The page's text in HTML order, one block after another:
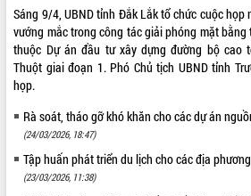
UBND CÁC XÃ, PHƯỜNG
THÔNG TIN CHỈ ĐẠO ĐIỀU HÀNH
HỆ THỐNG VĂN BẢN
VĂN BẢN HĐND TỈNH
ĐIỂM TIN VĂN BẢN
Sáng 9/4, UBND tỉnh Đắk Lắk tổ chức cuộc họp
vướng mắc trong công tác giải phóng mặt
thuộc Dự án đầu tư xây dựng đường bộ cao
Thuột giai đoạn 1. Phó Chủ tịch UBND tỉnh
họp.
Rà soát, tháo gỡ khó khăn cho các dự án
(24/03/2026, 18:47)
Tập huấn phát triển du lịch cho các địa
(23/03/2026, 11:38)